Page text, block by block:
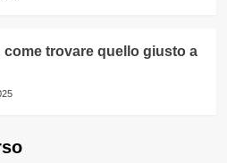
come trovare quello giusto a